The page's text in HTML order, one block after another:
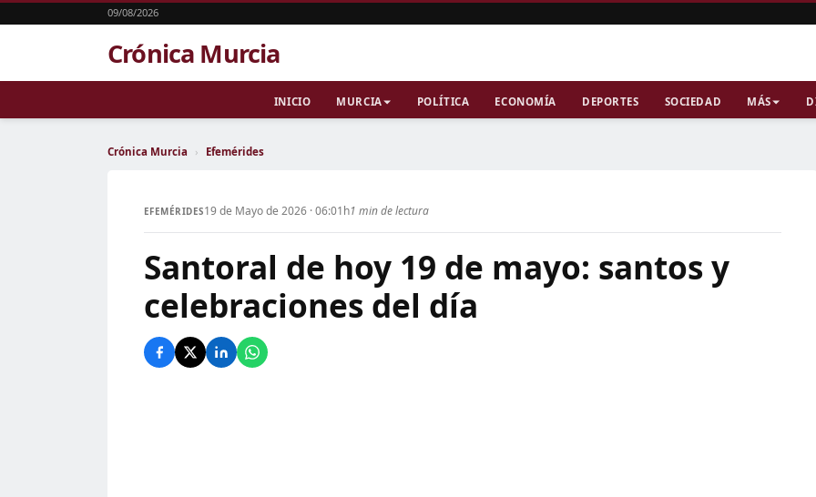
09/08/2026
Crónica Murcia
INICIO MURCIA POLÍTICA ECONOMÍA DEPORTES SOCIEDAD MÁS
Crónica Murcia › Efemérides
EFEMÉRIDES19 de Mayo de 2026 · 06:01h1 min de lectura
Santoral de hoy 19 de mayo: santos y
celebraciones del día